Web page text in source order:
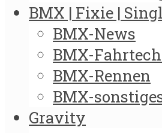
BMX | Fixie |
BMX-News
BMX-
BMX-Rennen
BMX-
Gravity